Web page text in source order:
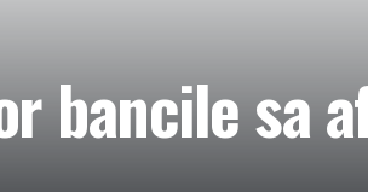
bancile sa